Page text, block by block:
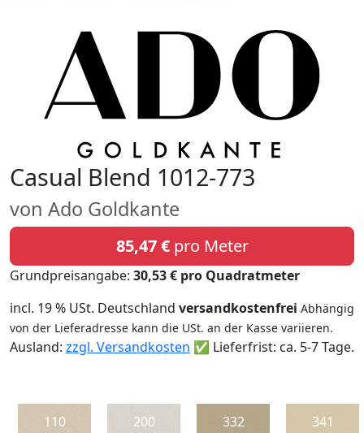
Casual Blend 1012-773
von Ado Goldkante
85,47 €pro Meter
Grundpreisangabe: 30,53 € pro Quadratmeter
incl. 19 % USt. Deutschland versandkostenfrei Abhängig
von der Lieferadresse kann die USt. an der Kasse variieren.
Ausland: zzgl. Versandkosten ✅ Lieferfrist: ca. 5-7 Tage.
110
200
332
341